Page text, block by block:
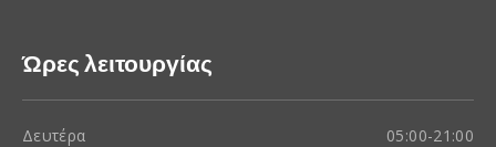
Ώρες λειτουργίας
Δευτέρα
05:00-21:00